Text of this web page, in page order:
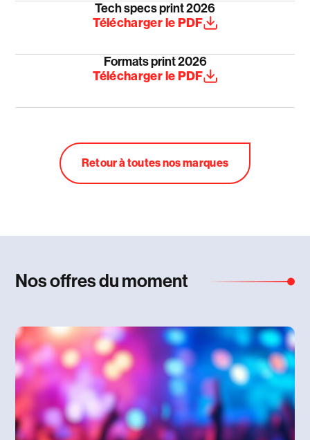
Tech specs print 2026
Télécharger le PDF
Formats print 2026
Télécharger le PDF
Retour à toutes nos marques
Nos offres du moment